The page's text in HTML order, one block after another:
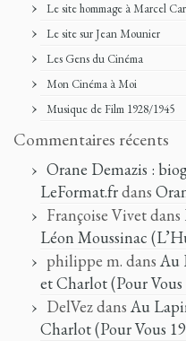
Le site hommage à Marcel
Le site sur Jean Mounier
Les Gens du Cinéma
Mon Cinéma à Moi
Musique de Film 1928/1945
Commentaires récents
Orane Demazis :
LeFormat.frdans
Françoise Vivetdans
Léon Moussinac
philippe m. dans Au
et Charlot (Pour
DelVezdans Au
Charlot (Pour Vous